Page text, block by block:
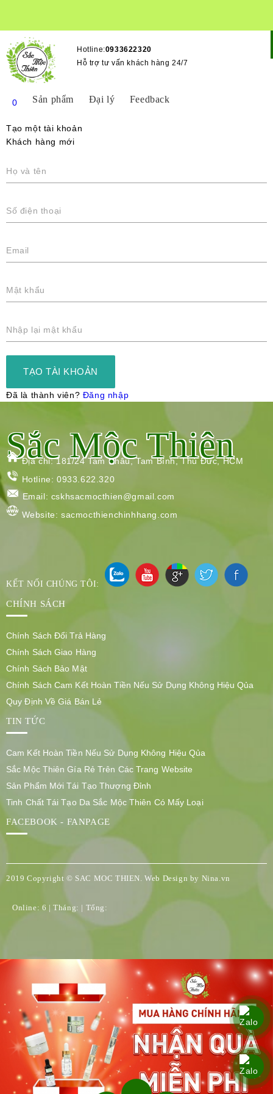
Hotline:0933622320
Hỗ trợ tư vấn khách hàng 24/7
0 Sản phẩm Đại lý Feedback
Giới thiệu
Sản phẩm
Đại lý
VideoClip
Tin tức
Liên hệ
Đăng nhập
Tạo một tài khoản
Khách hàng mới
Họ và tên
Số điện thoại
Email
Mật khẩu
Nhập lại mật khẩu
TẠO TÀI KHOẢN
Đã là thành viên? Đăng nhập
Sắc Mộc Thiên
Địa chỉ: 181/24 Tam Châu, Tam Bình, Thủ Đức, HCM
Hotline: 0933.622.320
Email: cskhsacmocthien@gmail.com
Website: sacmocthienchinhhang.com
KẾT NỐI CHÚNG TÔI:
CHÍNH SÁCH
Chính Sách Đổi Trả Hàng
Chính Sách Giao Hàng
Chính Sách Bảo Mật
Chính Sách Cam Kết Hoàn Tiền Nếu Sử Dụng Không Hiệu Qủa
Quy Định Về Giá Bán Lẻ
TIN TỨC
Cam Kết Hoàn Tiền Nếu Sử Dụng Không Hiệu Qủa
Sắc Mộc Thiên Gía Rẻ Trên Các Trang Website
Sản Phẩm Mới Tái Tạo Thượng Đỉnh
Tinh Chất Tái Tạo Da Sắc Mộc Thiên Có Mấy Loại
FACEBOOK - FANPAGE
2019 Copyright © SAC MOC THIEN. Web Design by Nina.vn
Online: 6 | Tháng: | Tổng: